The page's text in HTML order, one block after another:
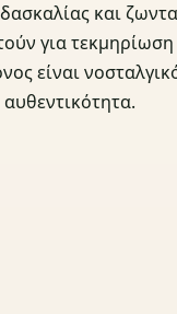
και
για
είναι